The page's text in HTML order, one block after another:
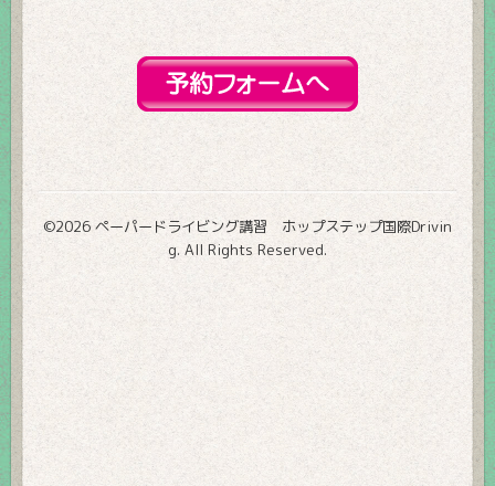
©2026 ペーパードライビング講習 ホップステップ国際Drivin
g. All Rights Reserved.